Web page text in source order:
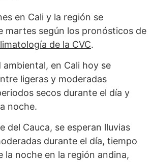
en Cali y la región se
martes según los pronósticos de
de la CVC.
ambiental, en Cali hoy se
ligeras y moderadas
secos durante el día y
noche.
del Cauca, se esperan lluvias
durante el día, tiempo
la noche en la región andina,